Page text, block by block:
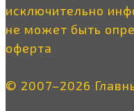
исключительно
не может быть
оферта
© 2007–2026